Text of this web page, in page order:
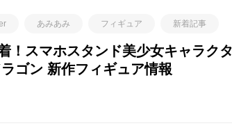
あみあみ フィギュア 新着記事
！スマホスタンド美少女キャラ
ゴン 新作フィギュア情報